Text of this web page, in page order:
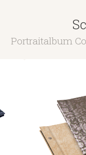
Portraitalbum